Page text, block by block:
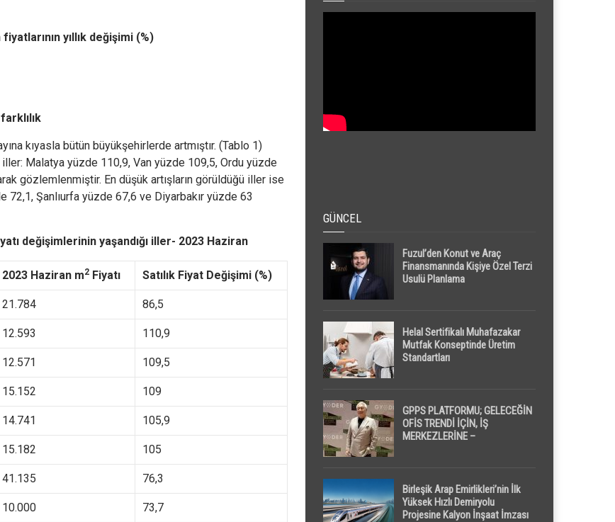
yıllık değişimi (%)
kıyasla bütün büyükşehirlerde artmıştır. (Tablo 1)
iller: Malatya yüzde 110,9, Van yüzde 109,5, Ordu yüzde
gözlemlenmiştir. En düşük artışların görüldüğü iller ise
Şanlıurfa yüzde 67,6 ve Diyarbakır yüzde 63
değişimlerinin yaşandığı iller- 2023 Haziran
2023 Haziran m2 Fiyatı Satılık Fiyat Değişimi (%)
21.784 86,5
12.593 110,9
12.571 109,5
15.152 109
14.741 105,9
15.182 105
41.135 76,3
10.000 73,7
GÜNCEL
Fuzul’den Konut ve Araç
Finansmanında Kişiye Özel Terzi
Usulü Planlama
Helal Sertifikalı Muhafazakar
Mutfak Konseptinde Üretim
Standartları
GPPS PLATFORMU; GELECEĞİN
OFİS TRENDİ İÇİN, İŞ
MERKEZLERİNE –
Birleşik Arap Emirlikleri’nin İlk
Yüksek Hızlı Demiryolu
Projesine Kalyon İnşaat İmzası